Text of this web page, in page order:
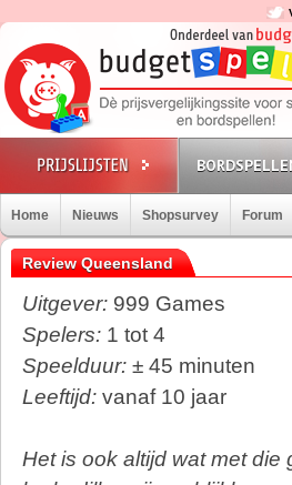
Home Nieuws Shopsurvey Forum
Review Queensland
Uitgever: 999 Games
Spelers: 1 tot 4
Speelduur: ± 45 minuten
Leeftijd: vanaf 10 jaar
Het is ook altijd wat met die